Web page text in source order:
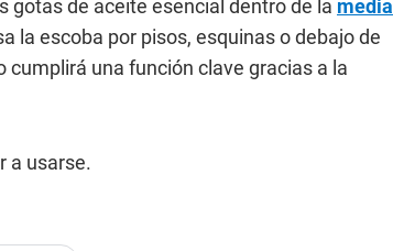
gotas de aceite esencial dentro de la media
la escoba por pisos, esquinas o debajo de
una función clave gracias a la
a usarse.